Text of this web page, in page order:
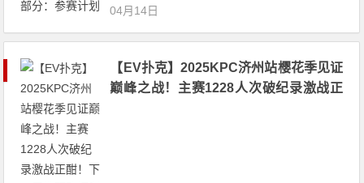
04月14日
【EV扑克】2025KPC济州站樱花季见证
巅峰之战！主赛1228人次破纪录激战正